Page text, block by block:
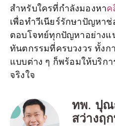
สำหรับใครที่กำลังมองหาค
เพื่อทำวีเนียร์รักษาปัญหาช่
ตอบโจทย์ทุกปัญหาอย่างแ
ทันตกรรมที่ครบวงวร ทั้งก
แบบต่าง ๆ ก็พร้อมให้บริก
จริงใจ
ทพ. ปุณ
สว่างฤ